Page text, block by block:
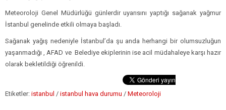
Meteoroloji Genel Müdürlüğü günlerdir uyarısını yaptığı sağanak yağmur
İstanbul genelinde etkili olmaya başladı.
Sağanak yağış nedeniyle İstanbul’da şu anda herhangi bir olumsuzluğun
yaşanmadığı , AFAD ve Belediye ekiplerinin ise acil müdahaleye karşı hazır
olarak bekletildiği öğrenildi.
Etiketler: istanbul / istanbul hava durumu / Meteoroloji